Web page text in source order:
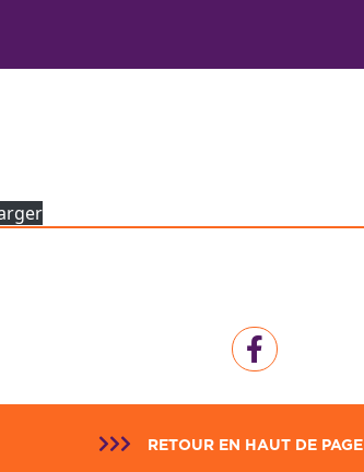
RETOUR EN HAUT DE PAGE